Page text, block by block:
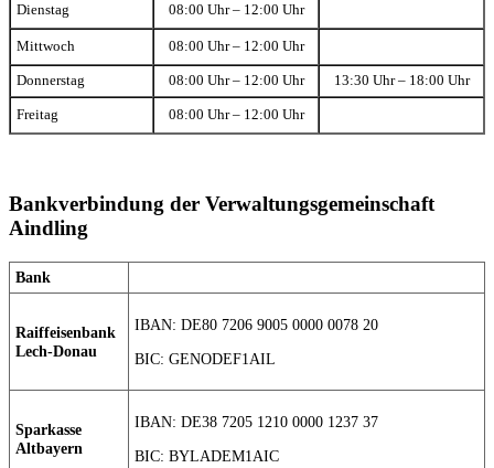
Dienstag 08:00 Uhr – 12:00 Uhr
Mittwoch 08:00 Uhr – 12:00 Uhr
Donnerstag 08:00 Uhr – 12:00 Uhr 13:30 Uhr – 18:00 Uhr
Freitag 08:00 Uhr – 12:00 Uhr
Bankverbindung der Verwaltungsgemeinschaft
Aindling
Bank
Raiffeisenbank
Lech-Donau
IBAN: DE80 7206 9005 0000 0078 20
BIC: GENODEF1AIL
Sparkasse
Altbayern
IBAN: DE38 7205 1210 0000 1237 37
BIC: BYLADEM1AIC